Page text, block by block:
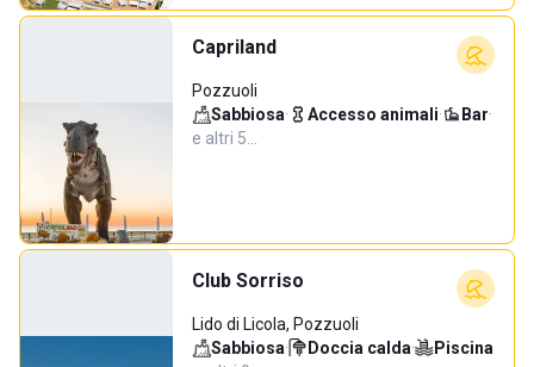
Capriland
Pozzuoli
Sabbiosa· Accesso animali· Bar·
e altri 5…
Club Sorriso
Lido di Licola, Pozzuoli
Sabbiosa· Doccia calda·
Piscina